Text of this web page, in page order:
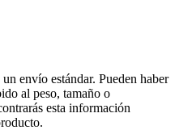
envío estándar. Pueden haber
al peso, tamaño o
esta información